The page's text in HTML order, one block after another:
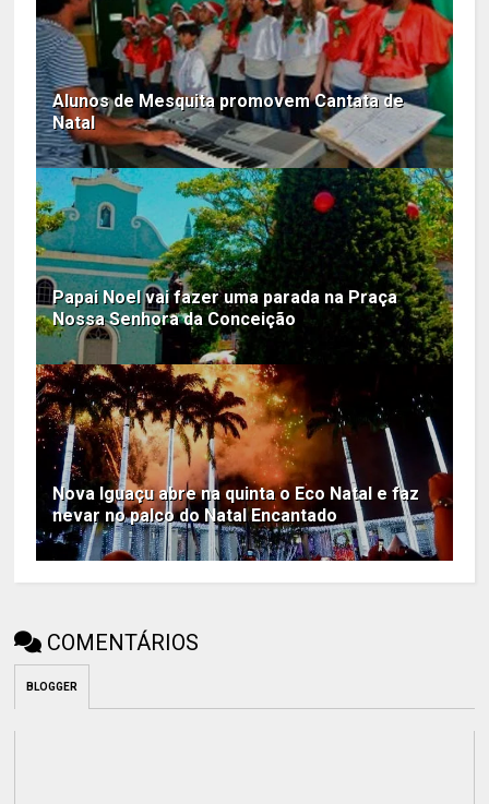
Alunos de Mesquita promovem Cantata de
Natal
Papai Noel vai fazer uma parada na Praça
Nossa Senhora da Conceição
Nova Iguaçu abre na quinta o Eco Natal e faz
nevar no palco do Natal Encantado
COMENTÁRIOS
BLOGGER